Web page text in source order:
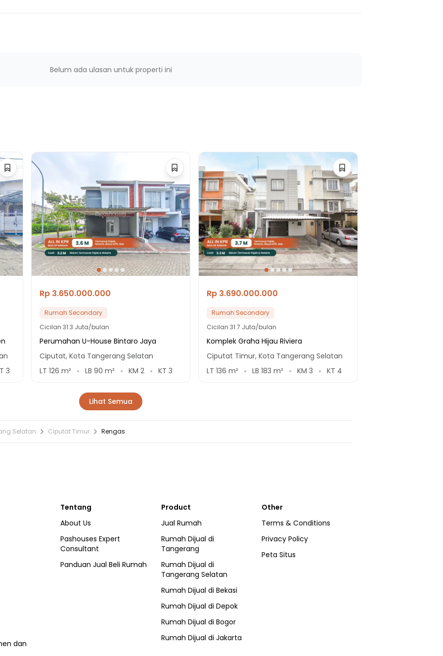
Belum ada ulasan untuk properti ini
3
Rp 3.650.000.000
Rumah Secondary
Cicilan 31.3 Juta/bulan
Perumahan U-House Bintaro Jaya
Ciputat, Kota Tangerang Selatan
LT 126 m² LB 90 m² KM 2 KT 3
Rp 3.690.000.000
Rumah Secondary
Cicilan31.7 Juta/bulan
Komplek Graha Hijau Riviera
Ciputat Timur, Kota Tangerang Selatan
LT136 m² LB183 m² KM3 KT 4
Lihat Semua
Selatan Ciputat Timur Rengas
dan
Tentang
About Us
Pashouses Expert
Consultant
Panduan Jual Beli Rumah
Product
Jual Rumah
Rumah Dijual di
Tangerang
Rumah Dijual di
Tangerang Selatan
Rumah Dijual di Bekasi
Rumah Dijual di Depok
Rumah Dijual di Bogor
Rumah Dijual di Jakarta
Other
Terms & Conditions
Privacy Policy
Peta Situs